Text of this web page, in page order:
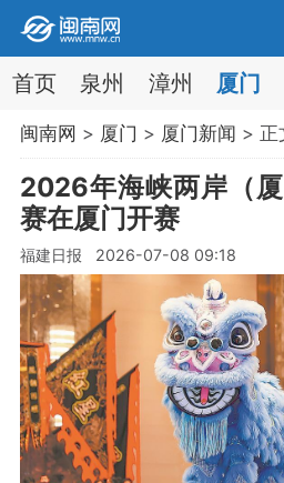
首页 泉州 漳州 厦门
闽南网 > 厦门 > 厦门新闻 > 正
2026年海峡两岸（
赛在厦门开赛
福建日报 2026-07-08 09:18